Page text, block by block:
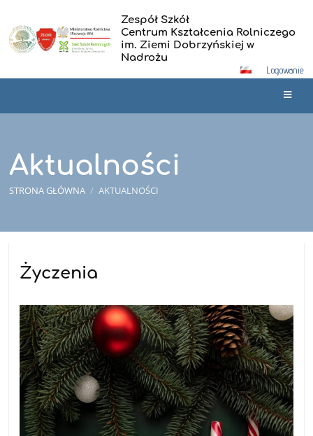
Zespół Szkół
Centrum Kształcenia Rolniczego
im. Ziemi Dobrzyńskiej w
Nadrożu
Logowanie
Aktualności
STRONA GŁÓWNA / AKTUALNOŚCI
Życzenia